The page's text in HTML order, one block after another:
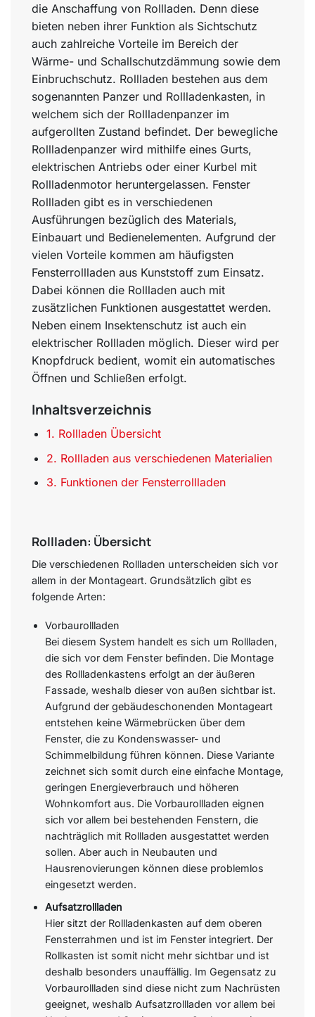
die Anschaffung von Rollladen. Denn diese
bieten neben ihrer Funktion als Sichtschutz
auch zahlreiche Vorteile im Bereich der
Wärme- und Schallschutzdämmung sowie dem
Einbruchschutz. Rollladen bestehen aus dem
sogenannten Panzer und Rollladenkasten, in
welchem sich der Rollladenpanzer im
aufgerollten Zustand befindet. Der bewegliche
Rollladenpanzer wird mithilfe eines Gurts,
elektrischen Antriebs oder einer Kurbel mit
Rollladenmotor heruntergelassen. Fenster
Rollladen gibt es in verschiedenen
Ausführungen bezüglich des Materials,
Einbauart und Bedienelementen. Aufgrund der
vielen Vorteile kommen am häufigsten
Fensterrollladen aus Kunststoff zum Einsatz.
Dabei können die Rollladen auch mit
zusätzlichen Funktionen ausgestattet werden.
Neben einem Insektenschutz ist auch ein
elektrischer Rollladen möglich. Dieser wird per
Knopfdruck bedient, womit ein automatisches
Öffnen und Schließen erfolgt.
Inhaltsverzeichnis
1. Rollladen Übersicht
2. Rollladen aus verschiedenen Materialien
3. Funktionen der Fensterrollladen
Rollladen: Übersicht
Die verschiedenen Rollladen unterscheiden sich vor
allem in der Montageart. Grundsätzlich gibt es
folgende Arten:
Vorbaurollladen
Bei diesem System handelt es sich um Rollladen,
die sich vor dem Fenster befinden. Die Montage
des Rollladenkastens erfolgt an der äußeren
Fassade, weshalb dieser von außen sichtbar ist.
Aufgrund der gebäudeschonenden Montageart
entstehen keine Wärmebrücken über dem
Fenster, die zu Kondenswasser- und
Schimmelbildung führen können. Diese Variante
zeichnet sich somit durch eine einfache Montage,
geringen Energieverbrauch und höheren
Wohnkomfort aus. Die Vorbaurollladen eignen
sich vor allem bei bestehenden Fenstern, die
nachträglich mit Rollladen ausgestattet werden
sollen. Aber auch in Neubauten und
Hausrenovierungen können diese problemlos
eingesetzt werden.
Aufsatzrollladen
Hier sitzt der Rollladenkasten auf dem oberen
Fensterrahmen und ist im Fenster integriert. Der
Rollkasten ist somit nicht mehr sichtbar und ist
deshalb besonders unauffällig. Im Gegensatz zu
Vorbaurollladen sind diese nicht zum Nachrüsten
geeignet, weshalb Aufsatzrollladen vor allem bei